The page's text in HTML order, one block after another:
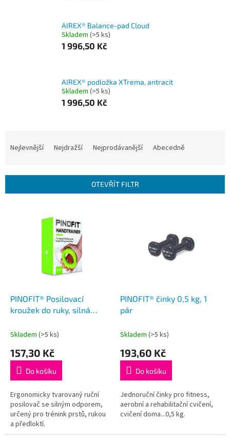
AIREX® Balance-pad Cloud
Skladem (>5 ks)
1 996,50 Kč
AIREX® podložka XTrema, antracit
Skladem (>5 ks)
1 996,50 Kč
í
Nejlevnější Nejdražší Nejprodávanější Abecedně
OTEVŘÍT FILTR
PINOFIT® Posilovací
kroužek do ruky, silná
Skladem (>5 ks)
157,30 Kč
Do košíku
Ergonomicky tvarovaný ruční
posilovač se silným odporem,
určený pro trénink prstů, rukou
a předloktí.
PINOFIT® činky 0,5 kg, 1
pár
Skladem (>5 ks)
193,60 Kč
Do košíku
Jednoruční činky pro fitness,
aerobní a rehabilitační cvičení,
cvičení doma...0,5 kg.